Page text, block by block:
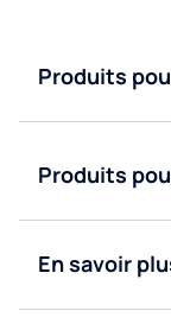
Produits
Adoucisseurs
Purificateurs
à eau
réseau
Produits
Fontaines
bonbonne
Fontaines
En savoir
Blog